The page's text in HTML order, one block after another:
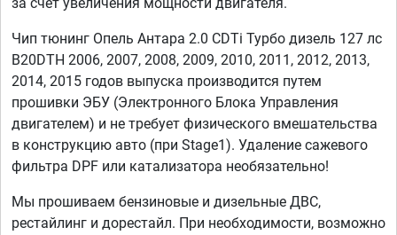
Чип тюнинг Опель Антара 2.0 CDTi Турбо дизель 127 лс
B20DTH 2006, 2007, 2008, 2009, 2010, 2011, 2012, 2013,
2014, 2015 годов выпуска производится путем
прошивки ЭБУ (Электронного Блока Управления
двигателем) и не требует физического вмешательства
в конструкцию авто (при Stage1). Удаление сажевого
фильтра DPF или катализатора необязательно!
Мы прошиваем бензиновые и дизельные ДВС,
рестайлинг и дорестайл. При необходимости, возможно